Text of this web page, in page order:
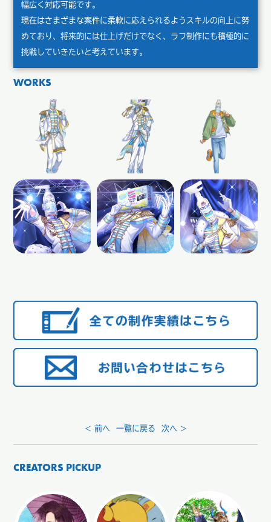
幅広く対応可能です。
現在はさまざまな案件に柔軟に応えられるようスキルの向上に努
めており、将来的には仕上げだけでなく、ラフ制作にも積極的に
挑戦していきたいと考えています。
WORKS
< 前へ 一覧に戻る 次へ >
CREATORS PICKUP